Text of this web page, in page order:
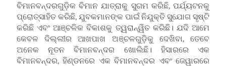
ବିମାନବନ୍ଦରଗୁଡ଼ିକ ବିମାନ ଯାତ୍ରାକୁ ସୁଗମ କରିଛି, ପର୍ଯ୍ୟଟନକୁ
ପ୍ରୋତ୍ସାହିତ କରିଛି, ଯୁବକମାନଙ୍କ ପାଇଁ ନିଯୁକ୍ତି ସୁଯୋଗ ସୃଷ୍ଟି
କରିଛି ଏବଂ ଆଞ୍ଚଳିକ ବିକାଶକୁ ତ୍ୱରାନ୍ୱିତ କରିଛି। ଯଦି ଆମେ
କେବଳ ଦିଲ୍ଲୀର ଆଖପାଖ ଅଞ୍ଚଳଗୁଡ଼ିକୁ ଦେଖିବା, ତେବେ
ଅନେକ ନୂତନ ବିମାନବନ୍ଦର ଖୋଲିଛି। ହିସାରରେ ଏକ
ବିମାନବନ୍ଦର, ହିଣ୍ଡନରେ ଏକ ବିମାନବନ୍ଦର ଏବଂ ଜେୱାରରେ